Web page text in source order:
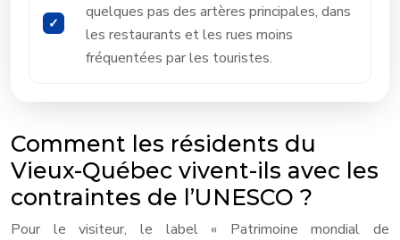
quelques pas des artères principales, dans
les restaurants et les rues moins
fréquentées par les touristes.
Comment les résidents du
Vieux-Québec vivent-ils avec les
contraintes de l’UNESCO ?
Pour le visiteur, le label « Patrimoine mondial de